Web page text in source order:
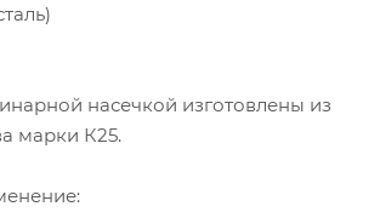
насечкой изготовлены из
марки К25.